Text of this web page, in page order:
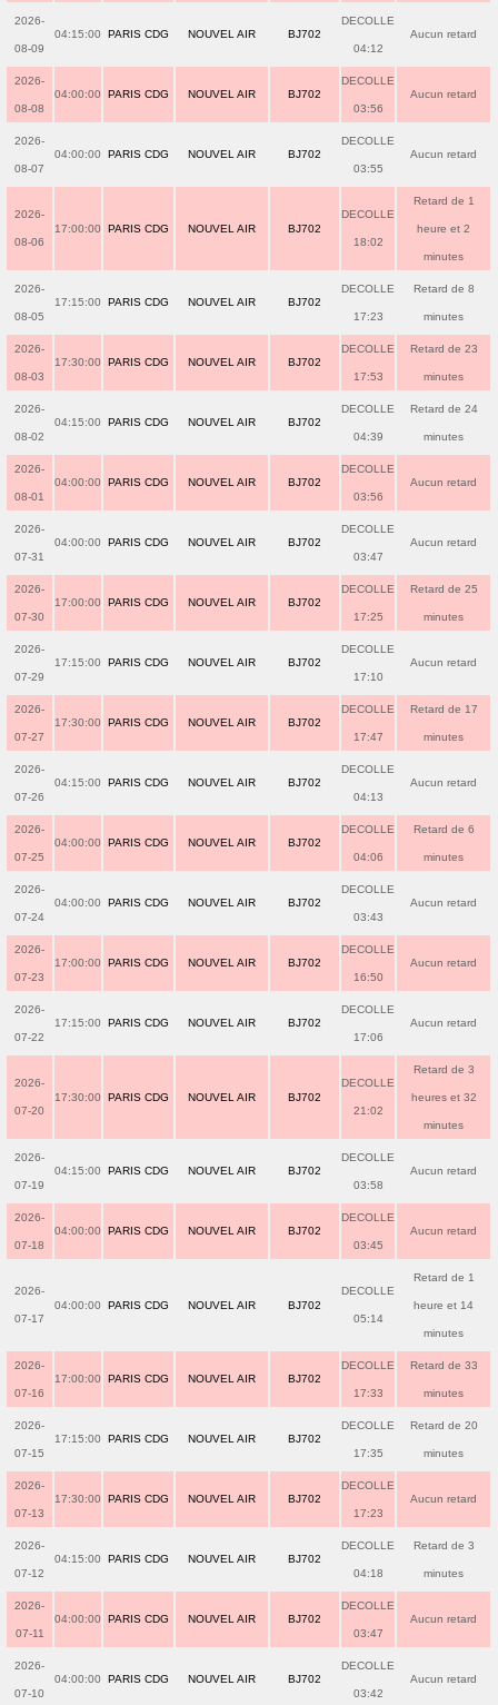
2026-
08-09
04:15:00 PARIS CDG NOUVEL AIR BJ702
DECOLLE
04:12
Aucun retard
2026-
08-08
04:00:00 PARIS CDG NOUVEL AIR BJ702
DECOLLE
03:56
Aucun retard
2026-
08-07
04:00:00 PARIS CDG NOUVEL AIR BJ702
DECOLLE
03:55
Aucun retard
2026-
08-06
17:00:00 PARIS CDG NOUVEL AIR BJ702
DECOLLE
18:02
Retard de 1
heure et 2
minutes
2026-
08-05
17:15:00 PARIS CDG NOUVEL AIR BJ702
DECOLLE
17:23
Retard de 8
minutes
2026-
08-03
17:30:00 PARIS CDG NOUVEL AIR BJ702
DECOLLE
17:53
Retard de 23
minutes
2026-
08-02
04:15:00 PARIS CDG NOUVEL AIR BJ702
DECOLLE
04:39
Retard de 24
minutes
2026-
08-01
04:00:00 PARIS CDG NOUVEL AIR BJ702
DECOLLE
03:56
Aucun retard
2026-
07-31
04:00:00 PARIS CDG NOUVEL AIR BJ702
DECOLLE
03:47
Aucun retard
2026-
07-30
17:00:00 PARIS CDG NOUVEL AIR BJ702
DECOLLE
17:25
Retard de 25
minutes
2026-
07-29
17:15:00 PARIS CDG NOUVEL AIR BJ702
DECOLLE
17:10
Aucun retard
2026-
07-27
17:30:00 PARIS CDG NOUVEL AIR BJ702
DECOLLE
17:47
Retard de 17
minutes
2026-
07-26
04:15:00 PARIS CDG NOUVEL AIR BJ702
DECOLLE
04:13
Aucun retard
2026-
07-25
04:00:00 PARIS CDG NOUVEL AIR BJ702
DECOLLE
04:06
Retard de 6
minutes
2026-
07-24
04:00:00 PARIS CDG NOUVEL AIR BJ702
DECOLLE
03:43
Aucun retard
2026-
07-23
17:00:00 PARIS CDG NOUVEL AIR BJ702
DECOLLE
16:50
Aucun retard
2026-
07-22
17:15:00 PARIS CDG NOUVEL AIR BJ702
DECOLLE
17:06
Aucun retard
2026-
07-20
17:30:00 PARIS CDG NOUVEL AIR BJ702
DECOLLE
21:02
Retard de 3
heures et 32
minutes
2026-
07-19
04:15:00 PARIS CDG NOUVEL AIR BJ702
DECOLLE
03:58
Aucun retard
2026-
07-18
04:00:00 PARIS CDG NOUVEL AIR BJ702
DECOLLE
03:45
Aucun retard
2026-
07-17
04:00:00 PARIS CDG NOUVEL AIR BJ702
DECOLLE
05:14
Retard de 1
heure et 14
minutes
2026-
07-16
17:00:00 PARIS CDG NOUVEL AIR BJ702
DECOLLE
17:33
Retard de 33
minutes
2026-
07-15
17:15:00 PARIS CDG NOUVEL AIR BJ702
DECOLLE
17:35
Retard de 20
minutes
2026-
07-13
17:30:00 PARIS CDG NOUVEL AIR BJ702
DECOLLE
17:23
Aucun retard
2026-
07-12
04:15:00 PARIS CDG NOUVEL AIR BJ702
DECOLLE
04:18
Retard de 3
minutes
2026-
07-11
04:00:00 PARIS CDG NOUVEL AIR BJ702
DECOLLE
03:47
Aucun retard
2026-
07-10
04:00:00 PARIS CDG NOUVEL AIR BJ702
DECOLLE
03:42
Aucun retard